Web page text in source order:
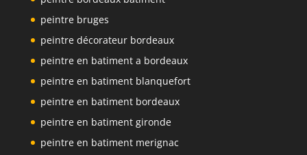
peintre bruges
peintre décorateur bordeaux
peintre en batiment a bordeaux
peintre en batiment blanquefort
peintre en batiment bordeaux
peintre en batiment gironde
peintre en batiment merignac